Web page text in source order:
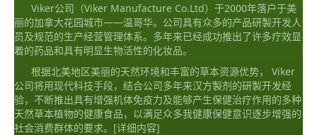
Viker公司（Viker Manufacture Co.Ltd）于2000年落户于美
丽的加拿大花园城市——温哥华。公司具有众多的产品研製开发人
员及规范的生产经营管理体系。多年来已经成功推出了许多疗效显
着的药品和具有明显生物活性的化妆品。
根据北美地区美丽的天然环境和丰富的草本资源优势， Viker
公司将用现代科技手段，结合公司多年来汉方製剂的研製开发经
验，不断推出具有增强机体免疫力及能够产生保健治疗作用的多种
天然草本植物的健康食品，以满足众多我健康保健意识逐步增强的
社会消费群体的要求。 [详细内容]